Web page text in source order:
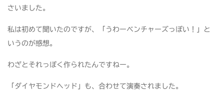
さいました。
私は初めて聞いたのですが、「うわーベンチャーズっぽい！」と
いうのが感想。
わざとそれっぽく作られたんですねー。
「ダイヤモンドヘッド」も、合わせて演奏されました。